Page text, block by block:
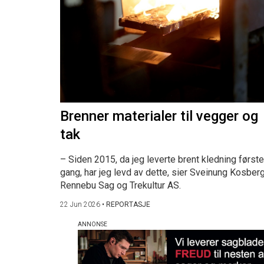
Brenner materialer til vegger og
tak
– Siden 2015, da jeg leverte brent kledning første
gang, har jeg levd av dette, sier Sveinung
Rennebu Sag og Trekultur AS.
22 Jun 2026 • REPORTASJE